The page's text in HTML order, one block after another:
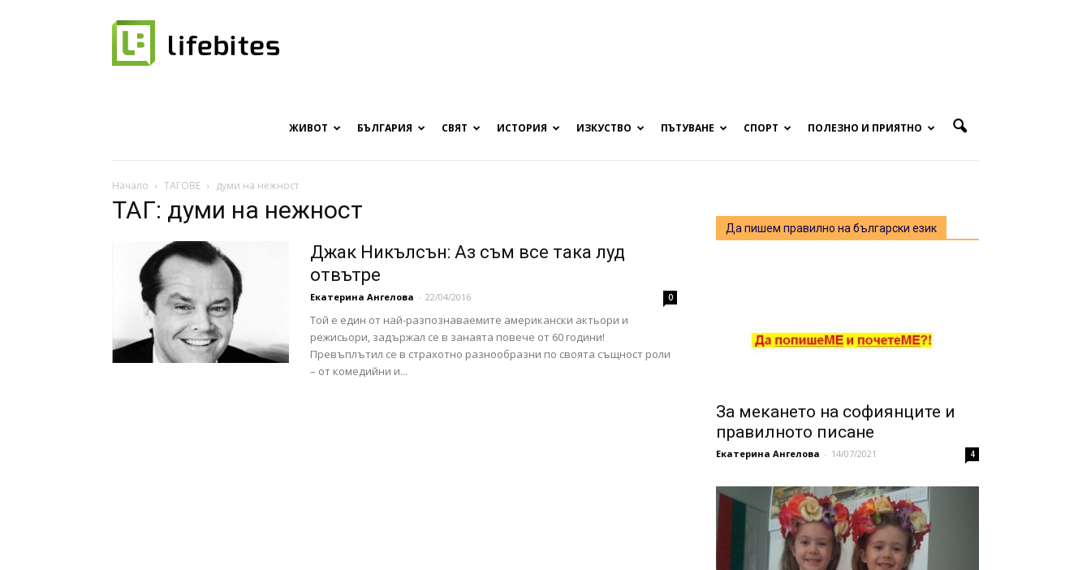
списание
за
ЖИВОТ БЪЛГАРИЯ СВЯТ ИСТОРИЯ ИЗКУСТВО ПЪТУВАНЕ СПОРТ ПОЛЕЗНО И ПРИЯТНО
Начало ТАГОВЕ думи на нежност
ТАГ: думи на нежност
Джак Никълсън: Аз съм все така луд
отвътре
Екатерина Ангелова - 22/04/2016 0
Той е един от най-разпознаваемите американски актьори и
режисьори, задържал се в занаята повече от 60 години!
Превъплътил се в страхотно разнообразни по своята същност роли
– от комедийни и...
Да пишем правилно на български език
За мекането на софиянците и
правилното писане
Екатерина Ангелова - 14/07/2021 4